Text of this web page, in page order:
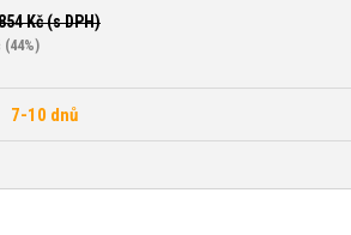
Kč (s DPH)
(44%)
7-10 dnů